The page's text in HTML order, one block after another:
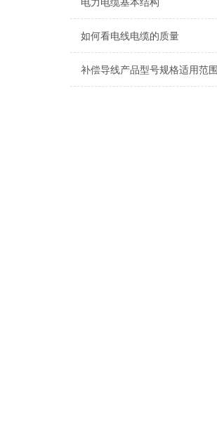
电力电缆基本结构
如何看电线电缆的质量
补偿导线产品型号规格适用范围